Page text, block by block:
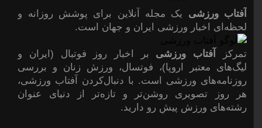
آفتاب ورزشییک مجله آنلاین برای پوشش روزانه و
لحظه‌ای اخبار ورزشی ایران و جهان است.
تمرکز آفتاب ورزشیبر اخبار روز فوتبال (ایران و
لیگ‌های معتبر اروپا)، فوتسال، ورزش زنان و بررسی
روزنامه‌های ورزشی است. با دنبال‌کردن آفتاب ورزشی،
هر روز تصویری روشن‌تر و تازه‌تر از دنیای عنوان
رشته‌های ورزش پیشِ رو دارید.